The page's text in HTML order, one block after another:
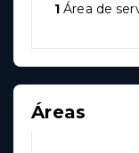
1 Área de
Áreas